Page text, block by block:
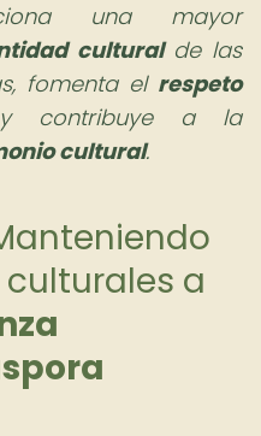
una mayor
culturalde las
fomenta el respeto
a la
cultural.
a